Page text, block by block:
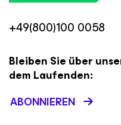
+49(800)100 0058
Bleiben Sie über
dem Laufenden:
ABONNIEREN